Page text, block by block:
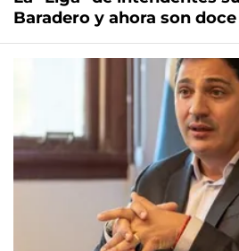
Baradero y ahora son doce